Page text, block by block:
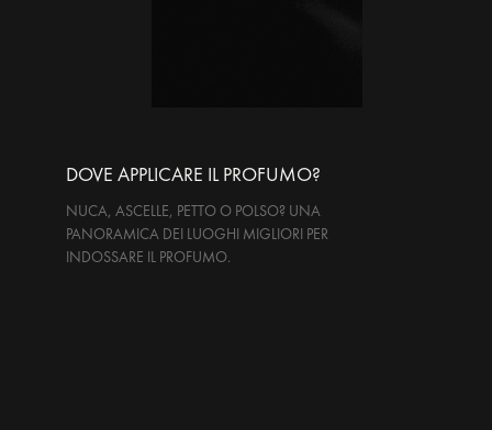
DOVE APPLICARE IL PROFUMO?
NUCA, ASCELLE, PETTO O POLSO? UNA
PANORAMICA DEI LUOGHI MIGLIORI PER
INDOSSARE IL PROFUMO.